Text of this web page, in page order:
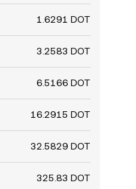
1.6291 DOT
3.2583 DOT
6.5166 DOT
16.2915 DOT
32.5829 DOT
325.83 DOT